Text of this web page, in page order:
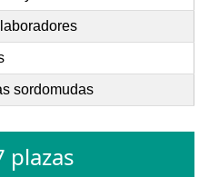
sordomudas
plazas